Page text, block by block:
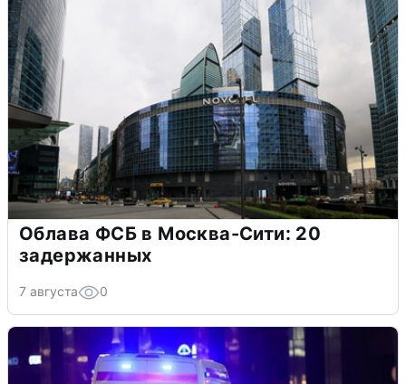
Облава ФСБ в Москва-Сити: 20
задержанных
7 августа 0